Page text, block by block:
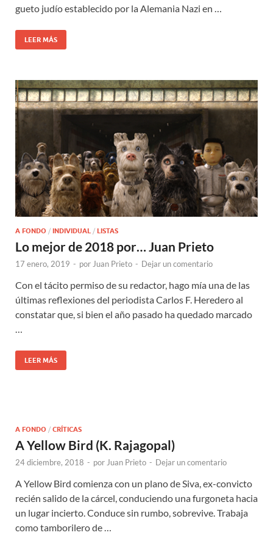
gueto judío establecido por la Alemania Nazi en …
LEER MÁS
A FONDO / INDIVIDUAL / LISTAS
Lo mejor de 2018 por… Juan Prieto
17 enero, 2019 - por Juan Prieto - Dejar un comentario
Con el tácito permiso de su redactor, hago mía una de las
últimas reflexiones del periodista Carlos F. Heredero al
constatar que, si bien el año pasado ha quedado marcado
…
LEER MÁS
A FONDO / CRÍTICAS
A Yellow Bird (K. Rajagopal)
24 diciembre, 2018 - por Juan Prieto - Dejar un comentario
A Yellow Bird comienza con un plano de Siva, ex-convicto
recién salido de la cárcel, conduciendo una furgoneta hacia
un lugar incierto. Conduce sin rumbo, sobrevive. Trabaja
como tamborilero de …